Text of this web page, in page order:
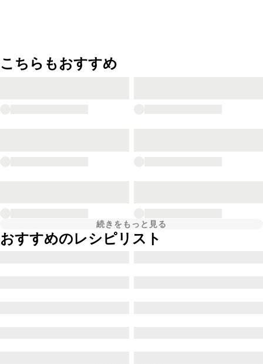
こちらもおすすめ
続きをもっと見る
おすすめのレシピリスト